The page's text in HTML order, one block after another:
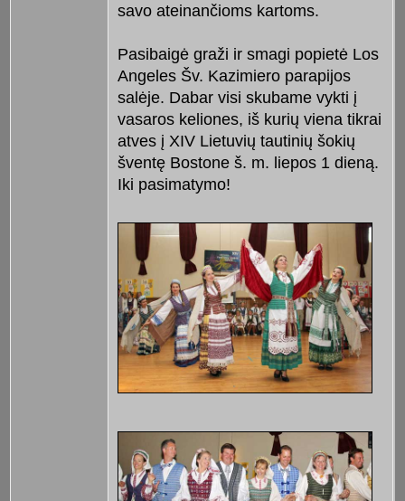
savo ateinančioms kartoms.
Pasibaigė graži ir smagi popietė Los
Angeles Šv. Kazimiero parapijos
salėje. Dabar visi skubame vykti į
vasaros keliones, iš kurių viena tikrai
atves į XIV Lietuvių tautinių šokių
šventę Bostone š. m. liepos 1 dieną.
Iki pasimatymo!